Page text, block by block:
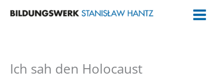
Inhalt
Ich sah den Holocaust